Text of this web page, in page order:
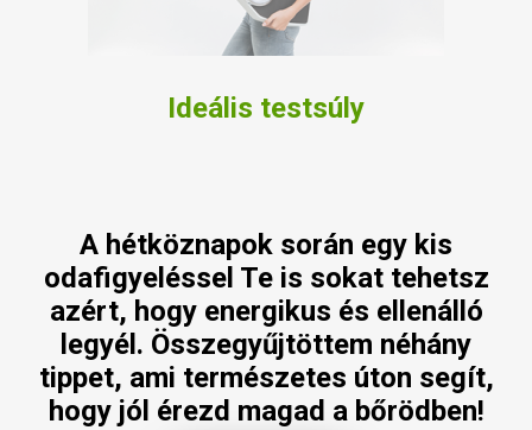
Ideális testsúly
A hétköznapok során egy kis
odafigyeléssel Te is sokat tehetsz
azért, hogy energikus és ellenálló
legyél. Összegyűjtöttem néhány
tippet, ami természetes úton segít,
hogy jól érezd magad a bőrödben!